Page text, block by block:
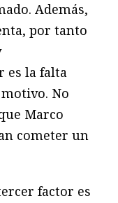
Además,
por tanto
es la falta
No
Marco
cometer un
factor es